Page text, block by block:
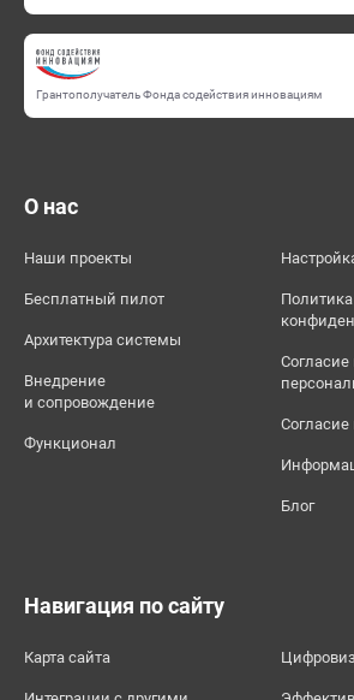
Грантополучатель Фонда содействия инновациям
О нас
Наши проекты
Бесплатный пилот
Архитектура системы
Внедрение
и сопровождение
Функционал
Политика
Согласие
Блог
Навигация по сайту
Карта сайта